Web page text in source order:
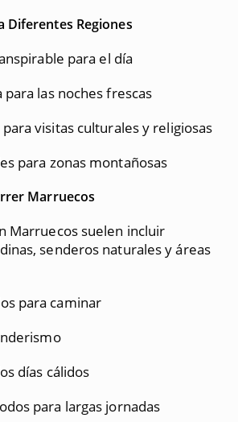
Diferentes Regiones
para el día
las noches frescas
visitas culturales y religiosas
para zonas montañosas
Marruecos
Marruecos suelen incluir
senderos naturales y áreas
para caminar
días cálidos
para largas jornadas